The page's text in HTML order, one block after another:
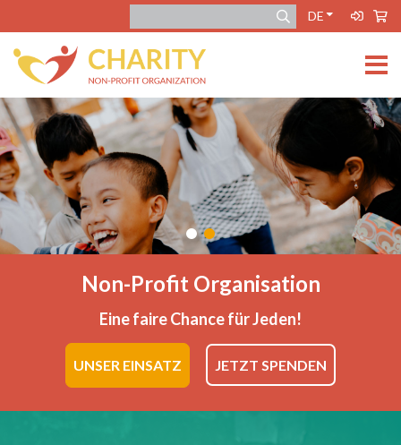
DE
Non-Profit Organisation
Eine faire Chance für Jeden!
UNSER EINSATZ JETZT SPENDEN